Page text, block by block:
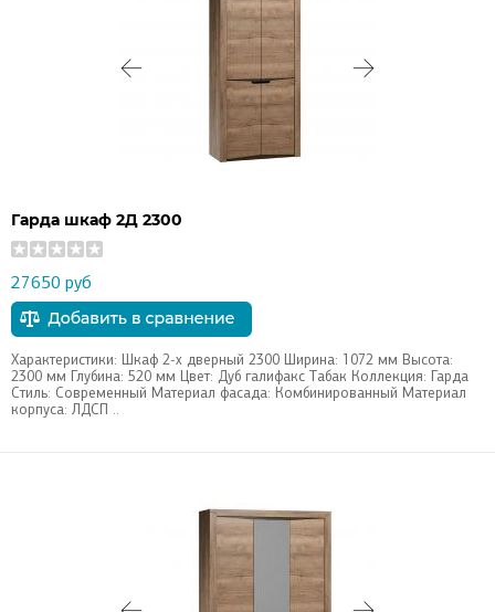
Гарда шкаф 2Д 2300
27650 руб
Характеристики: Шкаф 2-х дверный 2300 Ширина: 1072 мм Высота:
2300 мм Глубина: 520 мм Цвет: Дуб галифакс Табак Коллекция: Гарда
Стиль: Современный Материал фасада: Комбинированный Материал
корпуса: ЛДСП ..